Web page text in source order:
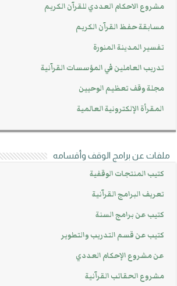
مشروع الاحكام العددي للقرآن الكريم
مسابقة حفظ القرآن الكريم
تفسير المدينة المنورة
تدريب العاملين في المؤسسات القرآنية
مجلة وقف تعظيم الوحيين
المقرأة الإلكترونية العالمية
ملفات عن برامج الوقف وأقسامه
كتيب المنتجات الوقفية
تعريف البرامج القرآنية
كتيب عن برامج السنة
كتيب عن قسم التدريب والتطوير
عن مشروع الإحكام العددي
مشروع الحقائب القرآنية